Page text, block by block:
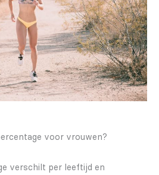
voor vrouwen?
verschilt per leeftijd en